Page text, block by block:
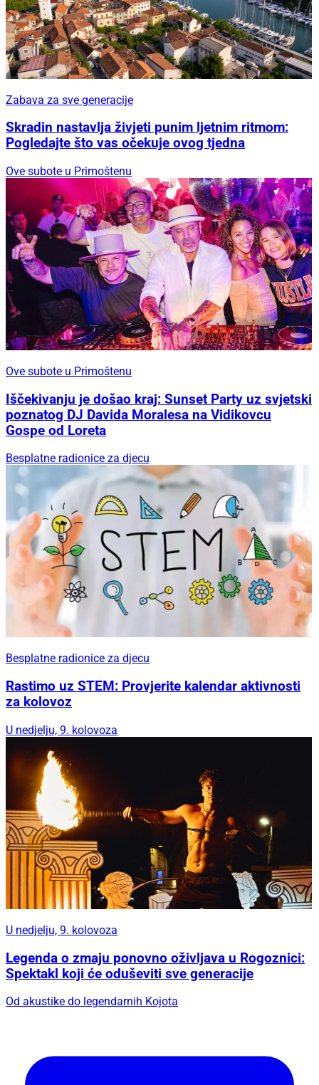
Zabava za sve generacije
Skradin nastavlja živjeti punim ljetnim ritmom:
Pogledajte što vas očekuje ovog tjedna
Ove subote u Primoštenu
Ove subote u Primoštenu
Iščekivanju je došao kraj: Sunset Party uz svjetski
poznatog DJ Davida Moralesa na Vidikovcu
Gospe od Loreta
Besplatne radionice za djecu
Besplatne radionice za djecu
Rastimo uz STEM: Provjerite kalendar aktivnosti
za kolovoz
U nedjelju, 9. kolovoza
U nedjelju, 9. kolovoza
Legenda o zmaju ponovno oživljava u Rogoznici:
Spektakl koji će oduševiti sve generacije
Od akustike do legendarnih Kojota